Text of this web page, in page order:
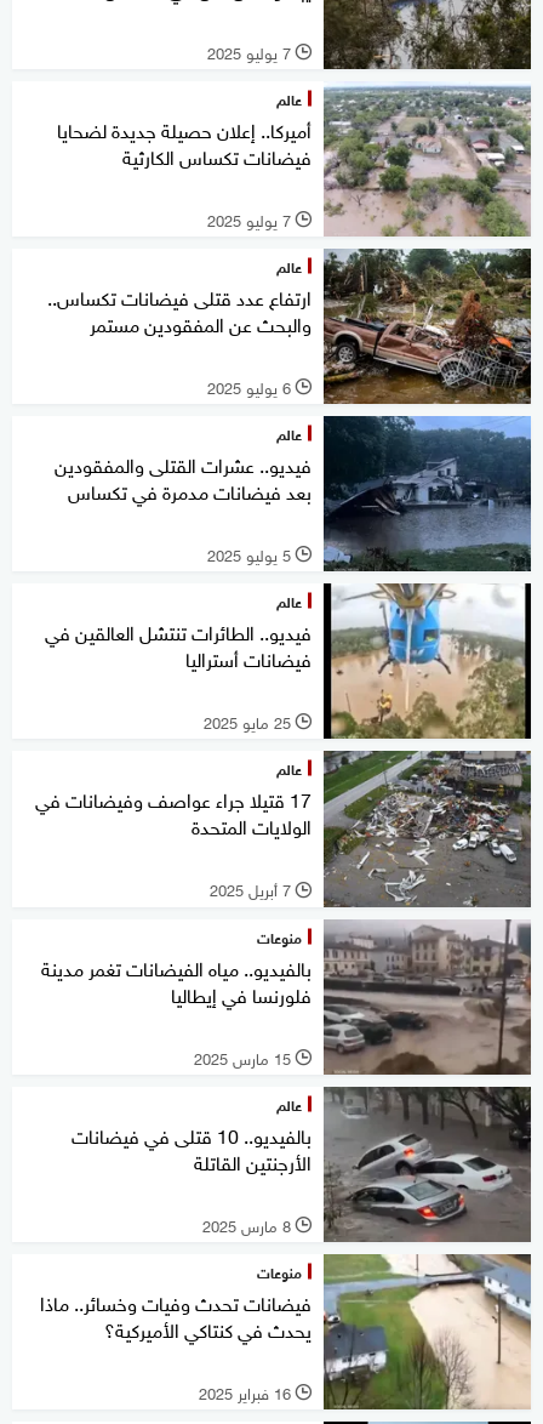
l 7 يوليو 2025
عالم
أميركا.. إعلان حصيلة جديدة لضحايا
فيضانات تكساس الكارثية
l 7 يوليو 2025
عالم
ارتفاع عدد قتلى فيضانات تكساس..
والبحث عن المفقودين مستمر
l 6 يوليو 2025
عالم
فيديو.. عشرات القتلى والمفقودين
بعد فيضانات مدمرة في تكساس
l 5 يوليو 2025
عالم
فيديو.. الطائرات تنتشل العالقين في
فيضانات أستراليا
l 25 مايو 2025
عالم
17 قتيلا جراء عواصف وفيضانات في
الولايات المتحدة
l 7 أبريل 2025
منوعات
بالفيديو.. مياه الفيضانات تغمر مدينة
فلورنسا في إيطاليا
l 15 مارس 2025
عالم
بالفيديو.. 10 قتلى في فيضانات
الأرجنتين القاتلة
l 8 مارس 2025
منوعات
فيضانات تحدث وفيات وخسائر.. ماذا
يحدث في كنتاكي الأميركية؟
l 16 فبراير 2025